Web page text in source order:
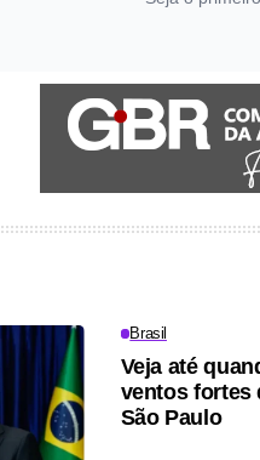
Brasil
Veja até
ventos fortes
São Paulo